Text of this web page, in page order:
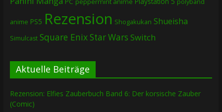
anime PS5 Rezension Shogakukan Shueisha
Simulcast Square EnixStar Wars Switch
Aktuelle Beiträge
Rezension: Elfies Zauberbuch Band 6: Der korsische Zauber
(Comic)